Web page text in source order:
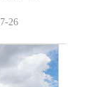
26